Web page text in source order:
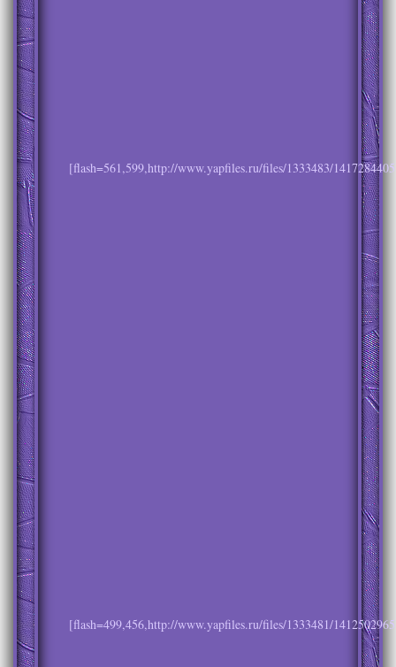
[flash=561,599,http://www.yapfiles.ru/files/1333483/
[flash=499,456,http://www.yapfiles.ru/files/1333481/